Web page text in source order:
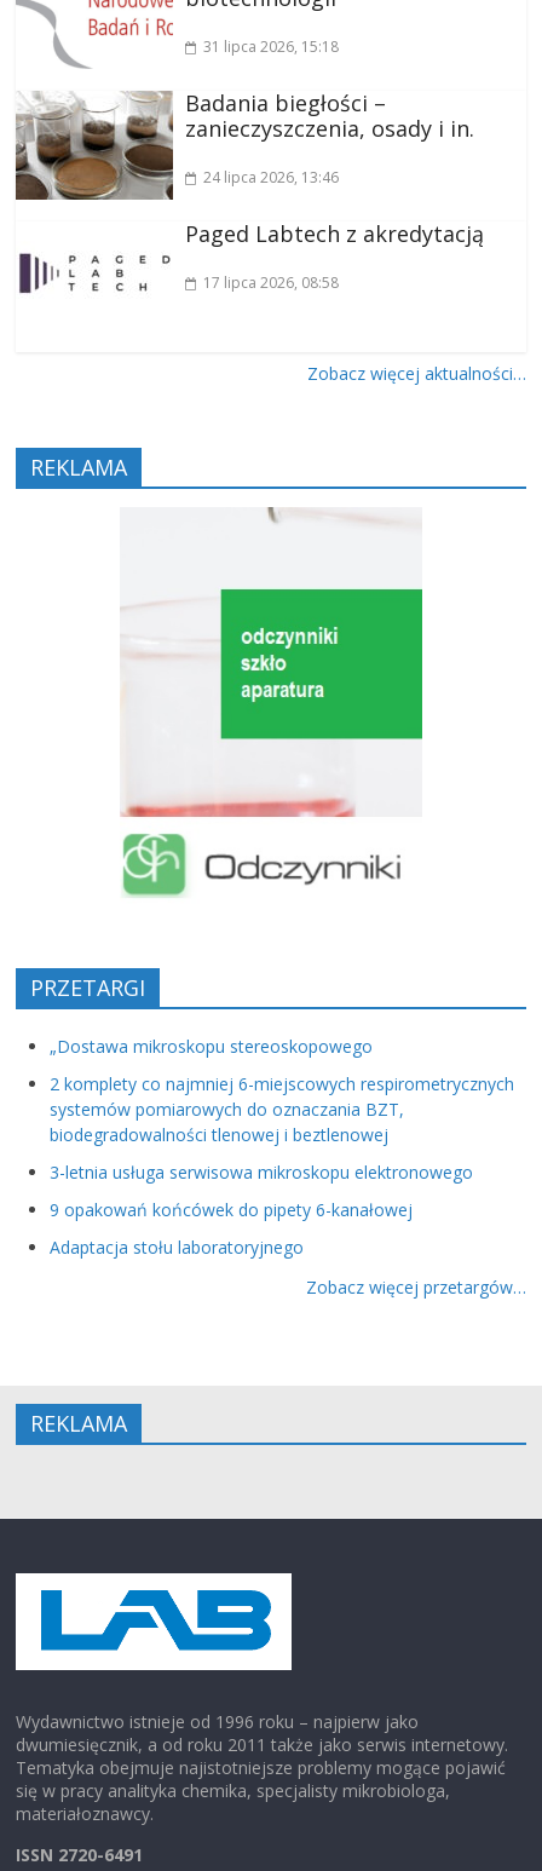
31 lipca 2026, 15:18
Badania biegłości –
zanieczyszczenia, osady i in.
24 lipca 2026, 13:46
Paged Labtech z akredytacją
17 lipca 2026, 08:58
Zobacz więcej aktualności…
REKLAMA
PRZETARGI
„Dostawa mikroskopu stereoskopowego
2 komplety co najmniej 6-miejscowych respirometrycznych
systemów pomiarowych do oznaczania BZT,
biodegradowalności tlenowej i beztlenowej
3-letnia usługa serwisowa mikroskopu elektronowego
9 opakowań końcówek do pipety 6-kanałowej
Adaptacja stołu laboratoryjnego
Zobacz więcej przetargów…
REKLAMA
Wydawnictwo istnieje od 1996 roku – najpierw jako
dwumiesięcznik, a od roku 2011 także jako serwis internetowy.
Tematyka obejmuje najistotniejsze problemy mogące pojawić
się w pracy analityka chemika, specjalisty mikrobiologa,
materiałoznawcy.
ISSN 2720-6491